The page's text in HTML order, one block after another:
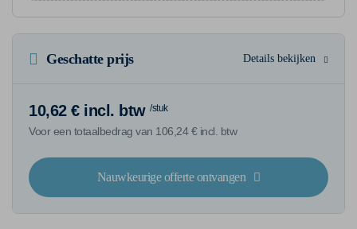
Geschatte prijs Details bekijken
10,62 € incl. btw /stuk
Voor een totaalbedrag van 106,24 € incl. btw
Nauwkeurige offerte ontvangen